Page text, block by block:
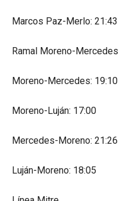
Marcos Paz-Merlo: 21:43
Ramal Moreno-Mercedes
Moreno-Mercedes: 19:10
Moreno-Luján: 17:00
Mercedes-Moreno: 21:26
Luján-Moreno: 18:05